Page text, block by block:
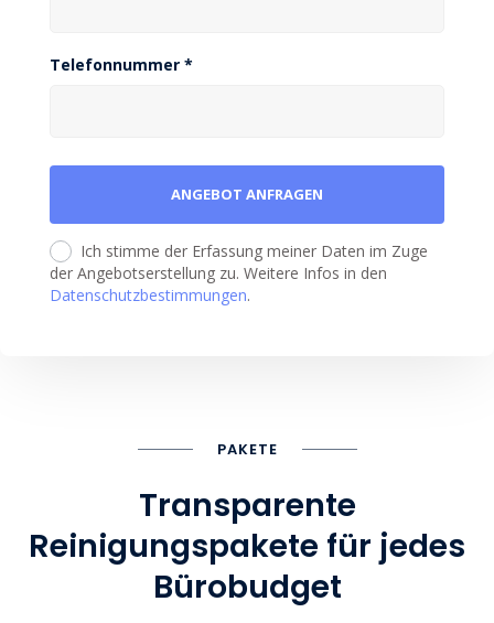
Telefonnummer *
Ich stimme der Erfassung meiner Daten im Zuge
der Angebotserstellung zu. Weitere Infos in den
Datenschutzbestimmungen.
PAKETE
Transparente
Reinigungspakete für jedes
Bürobudget